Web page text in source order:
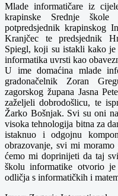
Mlade informatičare iz
krapinske Srednje
potpredsjednik krapinskog
Kranjčec te predsjednik
Spiegl, koji su istakli kako je
informatika uvrsti kao
U ime domaćina mlade
gradonačelnik Zoran
zagorskog župana Jasna
zaželjeli dobrodošlicu, te
Žarko Bošnjak. Svi su oni
visoka tehnologija bitna za
istaknuo i odgojnu
obrazovanje, svi mi
ćemo mi doprinijeti da taj
školu informatike otvorio
odličja s informatičkih i